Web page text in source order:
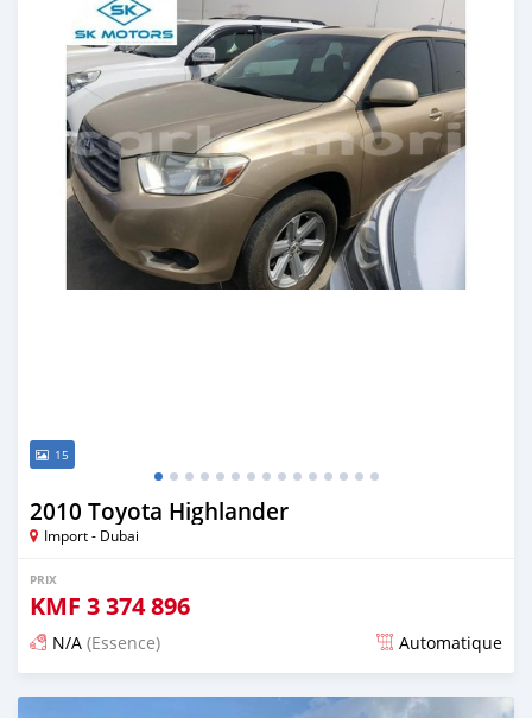
15
2010 Toyota Highlander
Import - Dubai
PRIX
KMF 3 374 896
N/A (Essence) Automatique
Publié il y a presque 6 ans